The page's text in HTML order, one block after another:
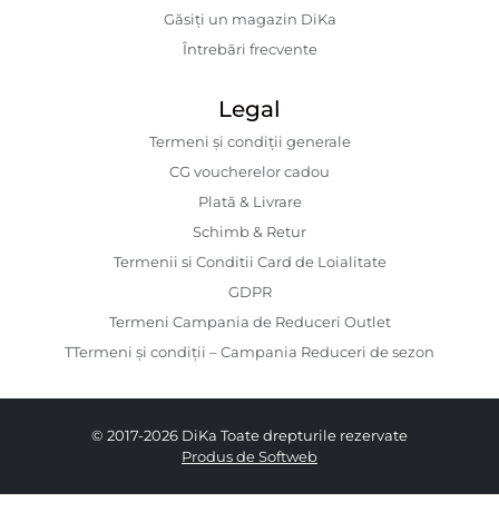
Găsiți un magazin DiKa
Întrebări frecvente
Legal
Termeni și condiții generale
CG voucherelor cadou
Plată & Livrare
Schimb & Retur
Termenii si Conditii Card de Loialitate
GDPR
Termeni Campania de Reduceri Outlet
TTermeni și condiții – Campania Reduceri de sezon
© 2017-2026 DiKa Toate drepturile rezervate
Produs de Softweb